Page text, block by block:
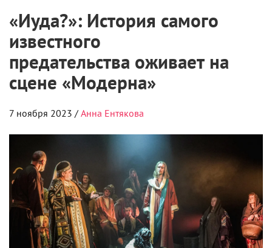
«Иуда?»: История самого
известного
предательства оживает на
сцене «Модерна»
7 ноября 2023 / Анна Ентякова